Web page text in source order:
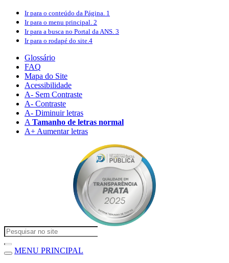
Ir para o conteúdo da Página. 1
Ir para o menu principal. 2
Ir para a busca no Portal da ANS. 3
Ir para o rodapé do site.4
Glossário
FAQ
Mapa do Site
Acessibilidade
A- Sem Contraste
A- Contraste
A- Diminuir letras
A Tamanho de letras normal
A+ Aumentar letras
MENU PRINCIPAL